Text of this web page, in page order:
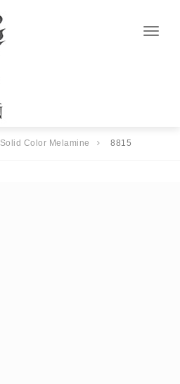
Solid Color Melamine 8815